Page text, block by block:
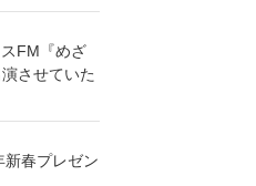
FM『めざ
させていた
新春プレゼン